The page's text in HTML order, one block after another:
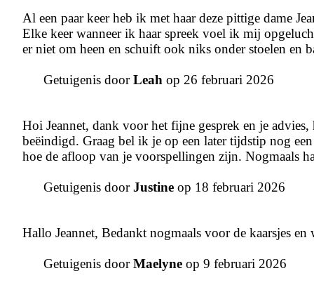
Al een paar keer heb ik met haar deze pittige dame
Elke keer wanneer ik haar spreek voel ik mij
er niet om heen en schuift ook niks onder stoelen en
Getuigenis doorLeah op 26 februari 2026
Hoi Jeannet, dank voor het fijne gesprek en je
beëindigd. Graag bel ik je op een later tijdstip nog
hoe de afloop van je voorspellingen zijn. Nogmaals
Getuigenis doorJustine op 18 februari 2026
Hallo Jeannet, Bedankt nogmaals voor de kaarsjes en
Getuigenis doorMaelyne op 9 februari 2026